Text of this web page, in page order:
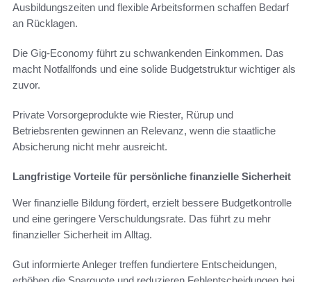
Ausbildungszeiten und flexible Arbeitsformen schaffen Bedarf
an Rücklagen.
Die Gig-Economy führt zu schwankenden Einkommen. Das
macht Notfallfonds und eine solide Budgetstruktur wichtiger als
zuvor.
Private Vorsorgeprodukte wie Riester, Rürup und
Betriebsrenten gewinnen an Relevanz, wenn die staatliche
Absicherung nicht mehr ausreicht.
Langfristige Vorteile für persönliche finanzielle Sicherheit
Wer finanzielle Bildung fördert, erzielt bessere Budgetkontrolle
und eine geringere Verschuldungsrate. Das führt zu mehr
finanzieller Sicherheit im Alltag.
Gut informierte Anleger treffen fundiertere Entscheidungen,